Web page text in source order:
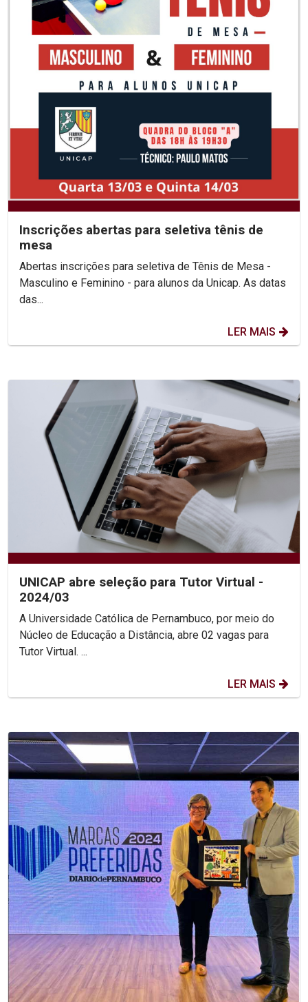
Inscrições abertas para seletiva tênis de
mesa
Abertas inscrições para seletiva de Tênis de Mesa -
Masculino e Feminino - para alunos da Unicap. As datas
das...
LER MAIS
UNICAP abre seleção para Tutor Virtual -
2024/03
A Universidade Católica de Pernambuco, por meio do
Núcleo de Educação a Distância, abre 02 vagas para
Tutor Virtual. ...
LER MAIS